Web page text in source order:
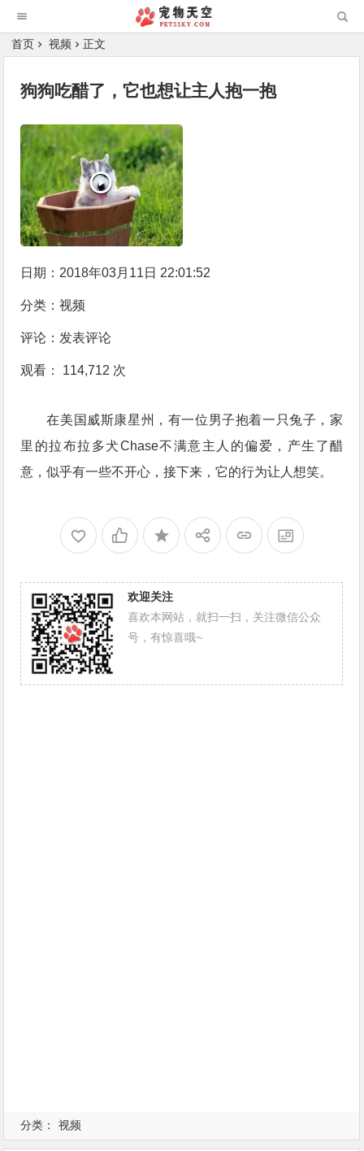
首页 视频 正文
狗狗吃醋了，它也想让主人抱一抱
日期：2018年03月11日 22:01:52
分类：视频
评论： 发表评论
观看： 114,712 次
在美国威斯康星州，有一位男子抱着一只兔子，家
里的拉布拉多犬Chase不满意主人的偏爱，产生了醋
意，似乎有一些不开心，接下来，它的行为让人想笑。
欢迎关注
喜欢本网站，就扫一扫，关注微信公众
号，有惊喜哦~
分类： 视频